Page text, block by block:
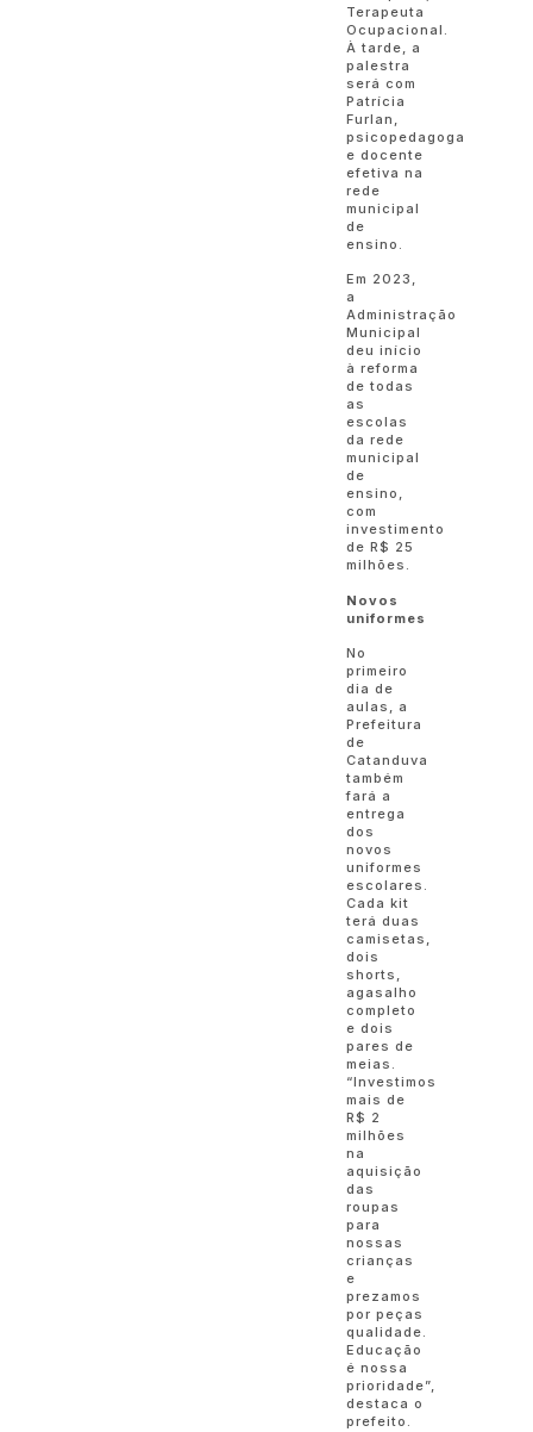
Terapeuta
Ocupacional.
À tarde, a
palestra
será com
Patrícia
Furlan,
psicopedagoga
e docente
efetiva na
rede
municipal
de
ensino.
Em 2023,
a
Administração
Municipal
deu início
à reforma
de todas
as
escolas
da rede
municipal
de
ensino,
com
investimento
de R$ 25
milhões.
Novos
uniformes
No
primeiro
dia de
aulas, a
Prefeitura
de
Catanduva
também
fará a
entrega
dos
novos
uniformes
escolares.
Cada kit
terá duas
camisetas,
dois
shorts,
agasalho
completo
e dois
pares de
meias.
“Investimos
mais de
R$ 2
milhões
na
aquisição
das
roupas
para
nossas
crianças
e
prezamos
por peças
qualidade.
Educação
é nossa
prioridade”,
destaca o
prefeito.